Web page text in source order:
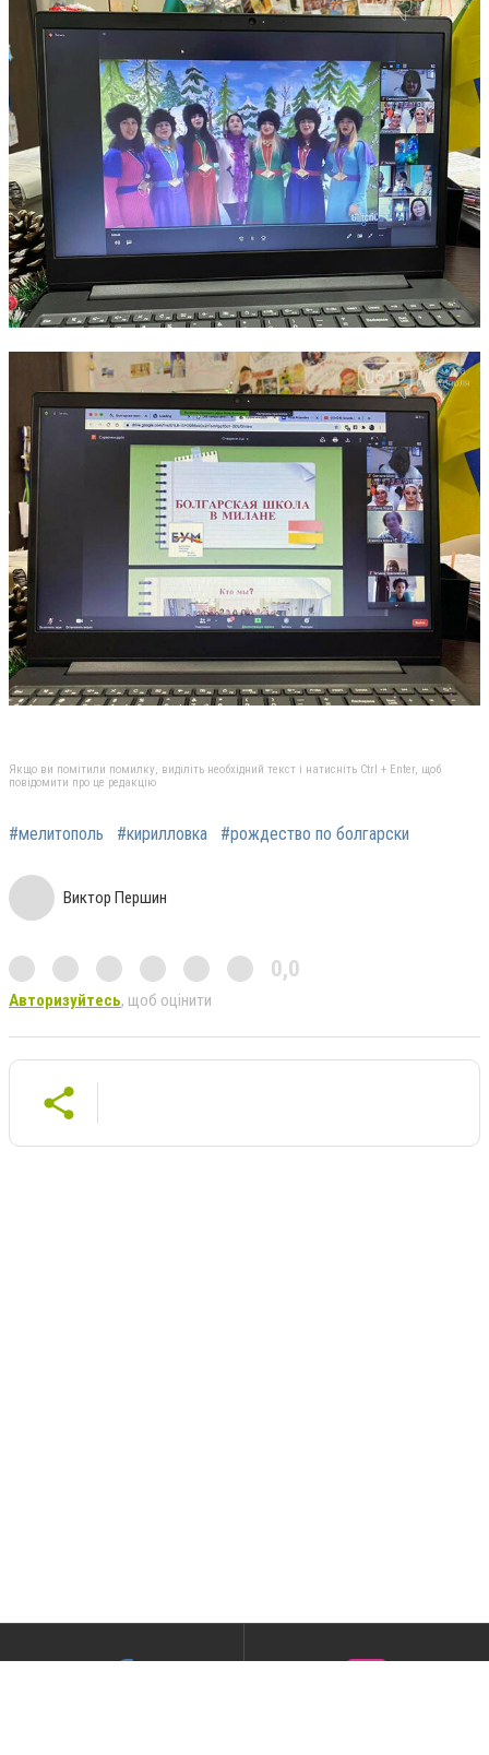
Якщо ви помітили помилку, виділіть необхідний текст і натисніть Ctrl + Enter, щоб
повідомити про це редакцію
#мелитополь #кирилловка #рождество по болгарски
Виктор Першин
0,0
Авторизуйтесь, щоб оцінити